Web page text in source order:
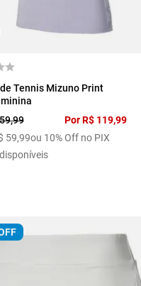
Tennis Mizuno Print
,99 PorR$ 119,99
59,99ou 10% Off no PIX